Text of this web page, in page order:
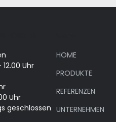
Uhr
Uhr
geschlossen
HOME
PRODUKTE
REFERENZEN
UNTERNEHMEN